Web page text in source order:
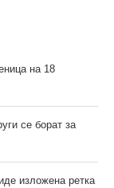
на 18
се борат за
изложена ретка